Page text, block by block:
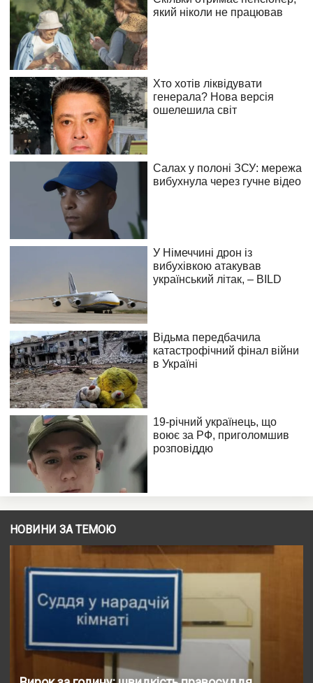
НОВИНИ ЗА ТЕМОЮ